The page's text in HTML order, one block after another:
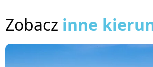
Zobacz inne